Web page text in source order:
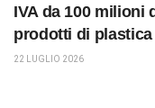
IVA da 100 milioni
prodotti di plastica
22 LUGLIO 2026